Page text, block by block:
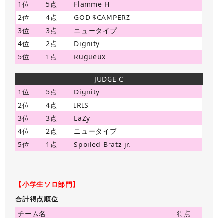
1位 5点
Flamme H
2位
4点
GOD $CAMPERZ
3位
3点
ニュータイプ
4位
2点
Dignity
5位
1点 Rugueux
JUDGE C
1位
5点
Dignity
2位
4点
IRIS
3位
3点
LaZy
4位
2点
ニュータイプ
5位
1点 Spoiled Bratz jr.
【小学生ソロ部門】
合計得点順位
チーム名
得点